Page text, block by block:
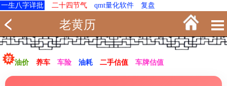
一生八字详批 二十四节气 qmt量化软件 复盘
老黄历
油价 养车 车险 油耗 二手估值 车牌估值